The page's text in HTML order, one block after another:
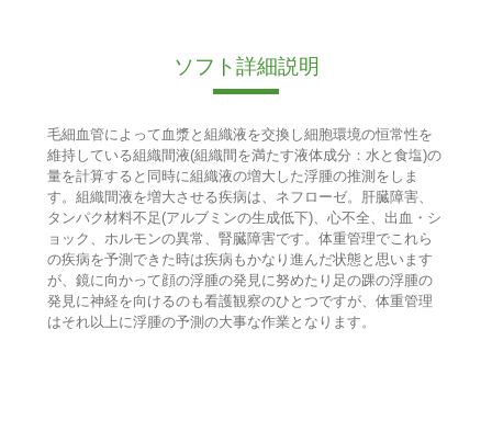
ソフト詳細説明
毛細血管によって血漿と組織液を交換し細胞環境の恒常性を
維持している組織間液(組織間を満たす液体成分：水と食塩)の
量を計算すると同時に組織液の増大した浮腫の推測をしま
す。組織間液を増大させる疾病は、ネフローゼ。肝臓障害、
タンパク材料不足(アルブミンの生成低下)、心不全、出血・シ
ョック、ホルモンの異常、腎臓障害です。体重管理でこれら
の疾病を予測できた時は疾病もかなり進んだ状態と思います
が、鏡に向かって顔の浮腫の発見に努めたり足の踝の浮腫の
発見に神経を向けるのも看護観察のひとつですが、体重管理
はそれ以上に浮腫の予測の大事な作業となります。